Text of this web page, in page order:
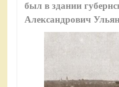
был в здании
Александрович